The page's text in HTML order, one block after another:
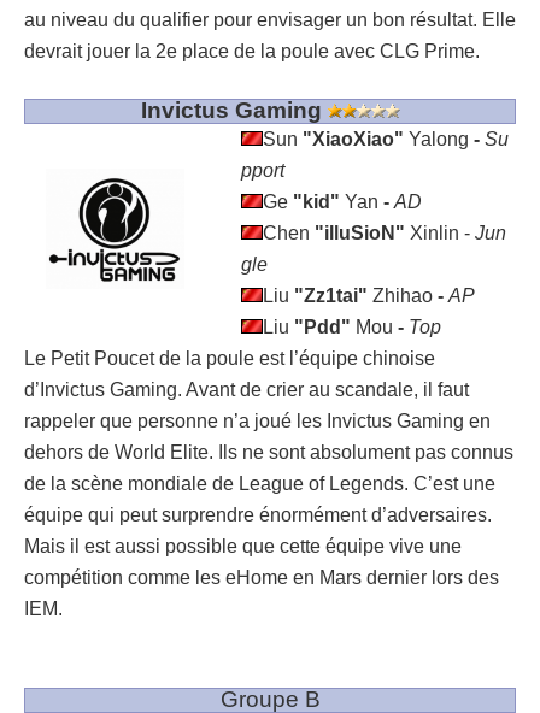
au niveau du qualifier pour envisager un bon résultat. Elle
devrait jouer la 2e place de la poule avec CLG Prime.
Invictus Gaming
Sun "XiaoXiao" Yalong - Su
pport
Ge "kid" Yan - AD
Chen "illuSioN" Xinlin - Jun
gle
Liu "Zz1tai" Zhihao - AP
Liu "Pdd" Mou - Top
Le Petit Poucet de la poule est l’équipe chinoise
d’Invictus Gaming. Avant de crier au scandale, il faut
rappeler que personne n’a joué les Invictus Gaming en
dehors de World Elite. Ils ne sont absolument pas connus
de la scène mondiale de League of Legends. C’est une
équipe qui peut surprendre énormément d’adversaires.
Mais il est aussi possible que cette équipe vive une
compétition comme les eHome en Mars dernier lors des
IEM.
Groupe B